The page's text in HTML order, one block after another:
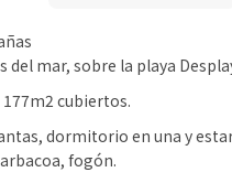
mar, sobre la playa
cubiertos.
dormitorio en una y
fogón.